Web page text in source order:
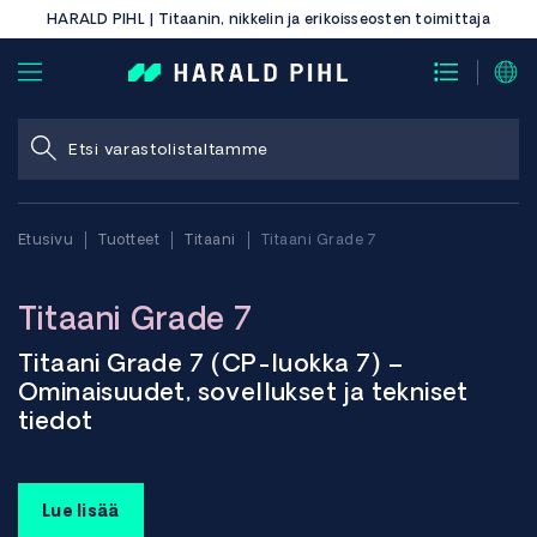
HARALD PIHL | Titaanin, nikkelin ja erikoisseosten toimittaja
Etusivu Tuotteet Titaani Titaani Grade 7
Titaani Grade 7
Titaani Grade 7 (CP-luokka 7) –
Ominaisuudet, sovellukset ja tekniset
tiedot
Titaani Grade 7 on palladiumseostettu kaupallisesti puhtaan
titaanin variantti, joka on kehitetty tarjoamaan erinomainen
Lue lisää